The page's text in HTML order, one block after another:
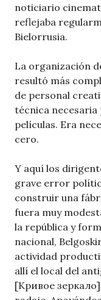
noticiario
reflejaba
Bielorrusia.
La organización
resultó más
de personal
técnica necesaria
películas. Era
cero.
Y aquí los
grave error
construir una
fuera muy
la república y
nacional,
actividad
allí el local del
[Кривое